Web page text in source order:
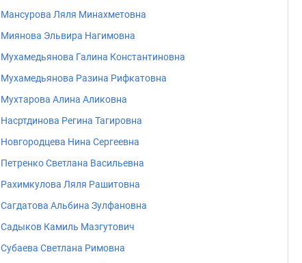
Мансурова Ляля Минахметовна
Миянова Эльвира Нагимовна
Мухамедьянова Галина Константиновна
Мухамедьянова Разина Рифкатовна
Мухтарова Алина Аликовна
Насртдинова Регина Тагировна
Новгородцева Нина Сергеевна
Петренко Светлана Васильевна
Рахимкулова Ляля Рашитовна
Сагдатова Альбина Зулфановна
Садыков Камиль Мазгутович
Субаева Светлана Римовна